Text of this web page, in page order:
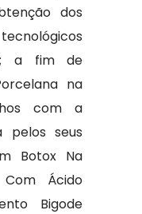
dos
a fim de
na
com a
pelos seus
Botox Na
Com Ácido
Bigode